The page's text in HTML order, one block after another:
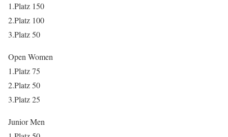
1.Platz 150
2.Platz 100
3.Platz 50
Open Women
1.Platz 75
2.Platz 50
3.Platz 25
Junior Men